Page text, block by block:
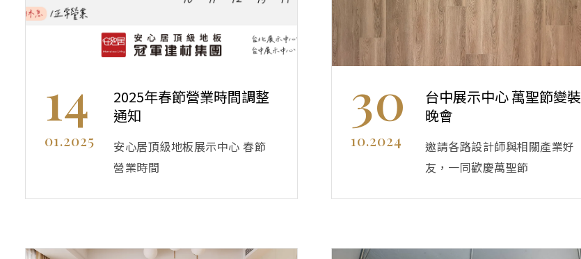
14
01.2025
2025年春節營業時間調整
通知
安心居頂級地板展示中心 春節
營業時間
30
10.2024
台中展示中心 萬聖節變裝
晚會
邀請各路設計師與相關產業好
友，一同歡慶萬聖節